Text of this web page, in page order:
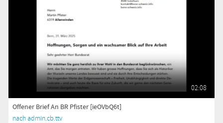
02:08
Offener Brief An BR Pfister [ieOVbQ6t]
nach admin.cb.ttv